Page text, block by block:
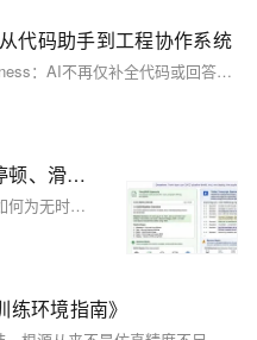
代码助手到工程协作系统
AI编程正迈入第三阶段——Agent Harness：AI不再仅补全代码或回答问题，而是深度融入研发全流程——读仓库、改文件、跑测试、连工具、协作者。未来核心在于“可治理的工程协作”，而非单纯自动化。（239字）
视频 RAG 中分块策略：基于停顿、滑动窗口与基于 LLM 的方法
本文探讨视频RAG中的核心挑战——如何为无时间结构的视频转录文本设计有效分块策略。对比传统文本分块，提出基于停顿、重叠窗口、递归切分及LLM驱动的主题分块四层方案，实现细粒度检索与全局理解兼顾，提升视频内容检索准确性与上下文完整性。
环境指南》